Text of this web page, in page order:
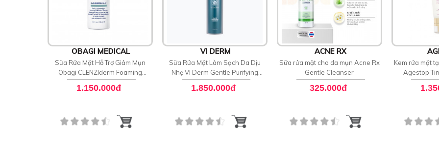
OBAGI MEDICAL
Sữa Rửa Mặt Hỗ Trợ Giảm Mụn
Obagi CLENZIderm Foaming
Blemish Cleanser
1.150.000đ
VI DERM
Sữa Rửa Mặt Làm Sạch Da Dịu
Nhẹ VI Derm Gentle Purifying
Cleanser
1.850.000đ
ACNE RX
Sữa rửa mặt cho da mụn Acne Rx
Gentle Cleanser
325.000đ
Kem rửa mặt
Agestop